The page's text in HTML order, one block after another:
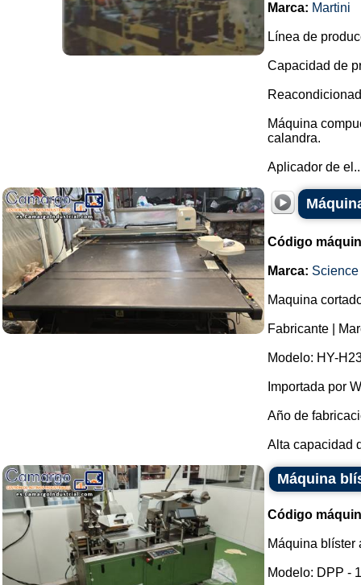
Marca: Martini
Línea de
Capacidad de
Máquina
calandra.
Aplicador de
Código
Marca:
Maquina
Fabricante |
Modelo: HY-
Importada por
Año de
Alta capacidad
Máquina
Código
Máquina blíster
Modelo: DPP -